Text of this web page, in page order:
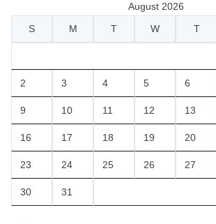
August 2026
S
M T W T
2 3 4 5 6
9 10 11 12 13
16 17 18 19 20
23 24 25 26 27
30 31